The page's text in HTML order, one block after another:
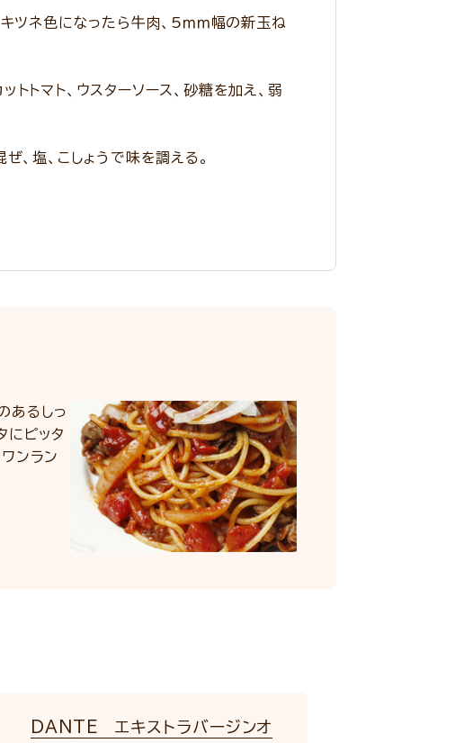
ツネ色になったら牛肉、5ｍｍ幅の新玉ね
トマト、ウスターソース、砂糖を加え、弱
塩、こしょうで味を調える。
あるしっ
にピッタ
ンラン
DANTE エキストラバージンオ